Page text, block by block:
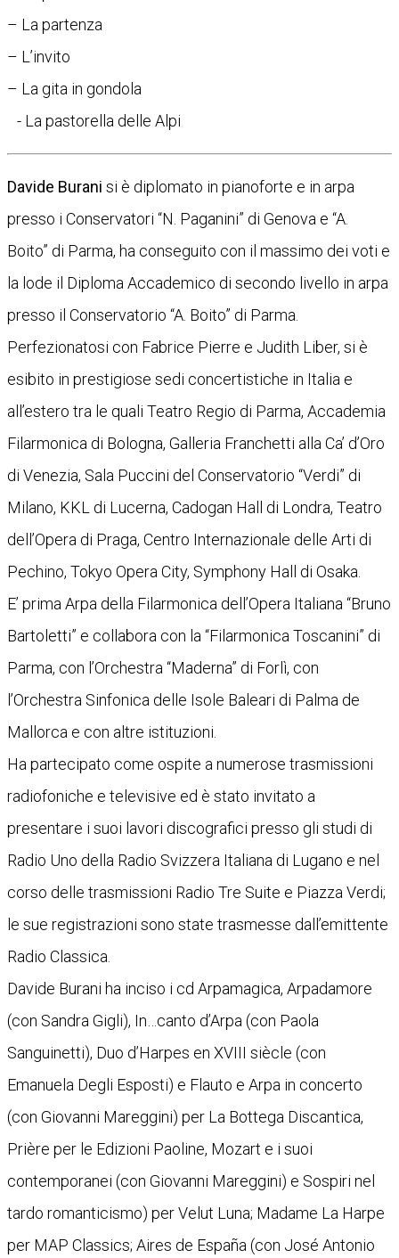
– La partenza
– L’invito
– La gita in gondola
- La pastorella delle Alpi
Davide Burani si è diplomato in pianoforte e in arpa
presso i Conservatori “N. Paganini” di Genova e “A.
Boito” di Parma, ha conseguito con il massimo dei voti e
la lode il Diploma Accademico di secondo livello in arpa
presso il Conservatorio “A. Boito” di Parma.
Perfezionatosi con Fabrice Pierre e Judith Liber, si è
esibito in prestigiose sedi concertistiche in Italia e
all’estero tra le quali Teatro Regio di Parma, Accademia
Filarmonica di Bologna, Galleria Franchetti alla Ca’ d’Oro
di Venezia, Sala Puccini del Conservatorio “Verdi” di
Milano, KKL di Lucerna, Cadogan Hall di Londra, Teatro
dell’Opera di Praga, Centro Internazionale delle Arti di
Pechino, Tokyo Opera City, Symphony Hall di Osaka.
E’ prima Arpa della Filarmonica dell’Opera Italiana “Bruno
Bartoletti” e collabora con la “Filarmonica Toscanini” di
Parma, con l’Orchestra “Maderna” di Forlì, con
l’Orchestra Sinfonica delle Isole Baleari di Palma de
Mallorca e con altre istituzioni.
Ha partecipato come ospite a numerose trasmissioni
radiofoniche e televisive ed è stato invitato a
presentare i suoi lavori discografici presso gli studi di
Radio Uno della Radio Svizzera Italiana di Lugano e nel
corso delle trasmissioni Radio Tre Suite e Piazza Verdi;
le sue registrazioni sono state trasmesse dall’emittente
Radio Classica.
Davide Burani ha inciso i cd Arpamagica, Arpadamore
(con Sandra Gigli), In…canto d’Arpa (con Paola
Sanguinetti), Duo d’Harpes en XVIII siècle (con
Emanuela Degli Esposti) e Flauto e Arpa in concerto
(con Giovanni Mareggini) per La Bottega Discantica,
Prière per le Edizioni Paoline, Mozart e i suoi
contemporanei (con Giovanni Mareggini) e Sospiri nel
tardo romanticismo) per Velut Luna; Madame La Harpe
per MAP Classics; Aires de España (con José Antonio